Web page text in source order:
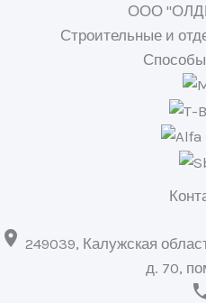
ООО
Строительные и
 249039, Калужская
д. 70,